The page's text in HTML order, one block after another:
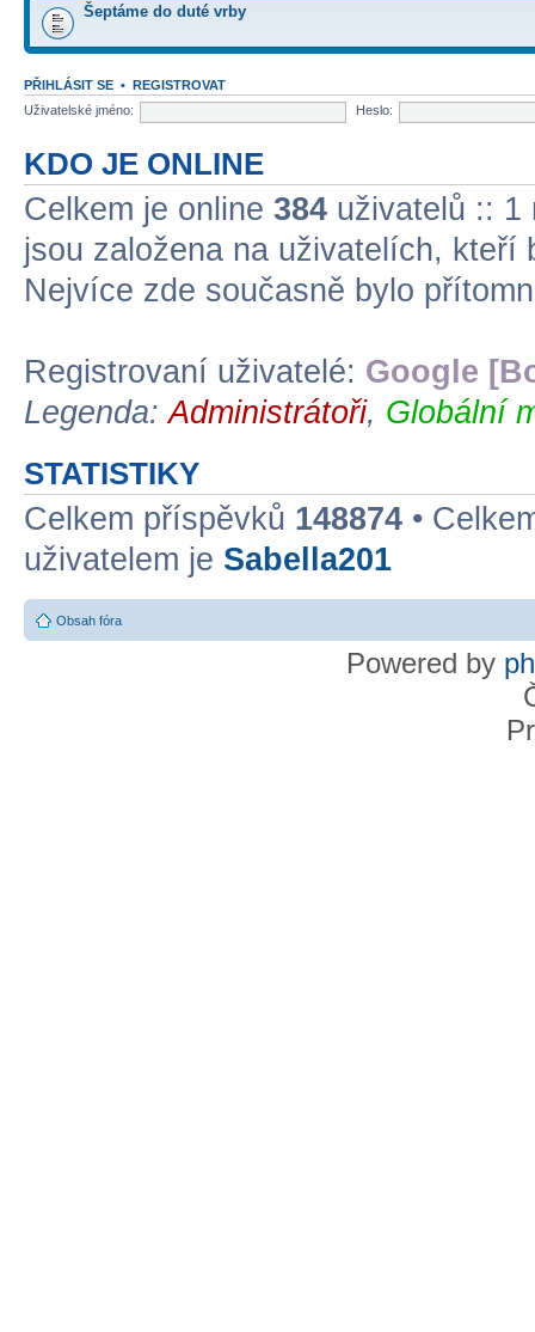
Šeptáme do duté vrby
PŘIHLÁSIT SE • REGISTROVAT
Uživatelské jméno:
Heslo:
KDO JE ONLINE
Celkem je online 384 uživatelů :: 1
jsou založena na uživatelích,
Nejvíce zde současně bylo
Registrovaní uživatelé: Google
Legenda:Administrátoři, Globální
STATISTIKY
Celkem příspěvků 148874 •
uživatelem je Sabella201
Obsah fóra
Powered by